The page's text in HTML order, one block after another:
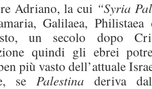
Adriano, la cui “Syria
Galilaea,
un secolo dopo
quindi gli ebrei
più vasto dell’attuale
se Palestina deriva